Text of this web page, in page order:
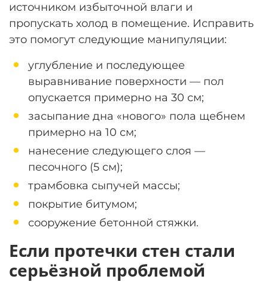
источником избыточной влаги и
пропускать холод в помещение. Исправить
это помогут следующие манипуляции:
углубление и последующее
выравнивание поверхности — пол
опускается примерно на 30 см;
засыпание дна «нового» пола щебнем
примерно на 10 см;
нанесение следующего слоя —
песочного (5 см);
трамбовка сыпучей массы;
покрытие битумом;
сооружение бетонной стяжки.
Если протечки стен стали
серьёзной проблемой